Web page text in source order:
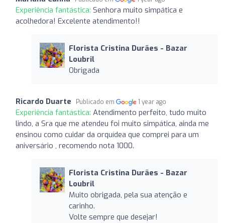
Experiência fantástica: Senhora muito simpática e
acolhedora! Excelente atendimento!!
Florista Cristina Durães - Bazar
Loubril
Obrigada
Ricardo Duarte Publicado em 1 year ago
Experiência fantástica: Atendimento perfeito, tudo muito
lindo, a Sra que me atendeu foi muito simpática, ainda me
ensinou como cuidar da orquídea que comprei para um
aniversário , recomendo nota 1000.
Florista Cristina Durães - Bazar
Loubril
Muito obrigada, pela sua atenção e
carinho.
Volte sempre que desejar!